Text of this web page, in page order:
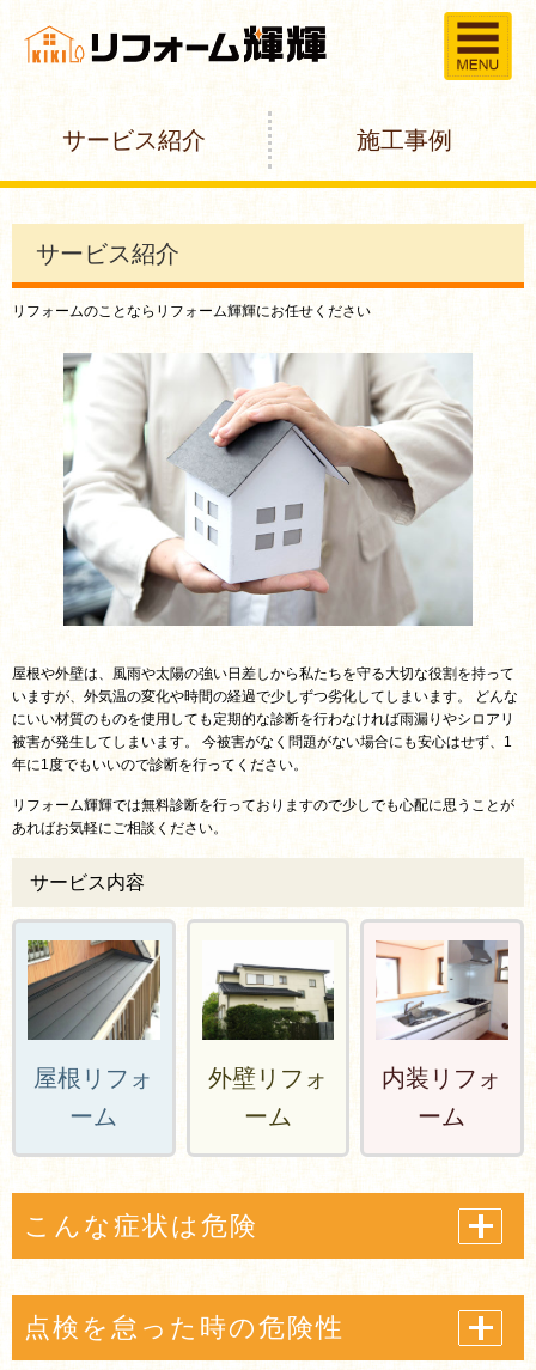
サービス紹介 施工事例
サービス紹介
リフォームのことならリフォーム輝輝にお任せください
屋根や外壁は、風雨や太陽の強い日差しから私たちを守る大切な役割を持って
いますが、外気温の変化や時間の経過で少しずつ劣化してしまいます。 どんな
にいい材質のものを使用しても定期的な診断を行わなければ雨漏りやシロアリ
被害が発生してしまいます。 今被害がなく問題がない場合にも安心はせず、1
年に1度でもいいので診断を行ってください。
リフォーム輝輝では無料診断を行っておりますので少しでも心配に思うことが
あればお気軽にご相談ください。
サービス内容
屋根リフォ
ーム
外壁リフォ
ーム
内装リフォ
ーム
こんな症状は危険
点検を怠った時の危険性